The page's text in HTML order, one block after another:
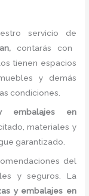
servicio de
contarás con
tienen espacios
y demás
condiciones.
embalajes
en
materiales y
garantizado.
del
y seguros. La
y embalajes en